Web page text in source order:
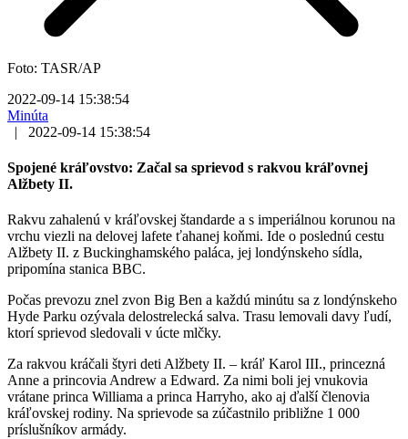
Foto: TASR/AP
2022-09-14 15:38:54
Minúta
|
2022-09-14 15:38:54
Spojené kráľovstvo: Začal sa sprievod s rakvou kráľovnej
Alžbety II.
Rakvu zahalenú v kráľovskej štandarde a s imperiálnou korunou na
vrchu viezli na delovej lafete ťahanej koňmi. Ide o poslednú cestu
Alžbety II. z Buckinghamského paláca, jej londýnskeho sídla,
pripomína stanica BBC.
Počas prevozu znel zvon Big Ben a každú minútu sa z londýnskeho
Hyde Parku ozývala delostrelecká salva. Trasu lemovali davy ľudí,
ktorí sprievod sledovali v úcte mlčky.
Za rakvou kráčali štyri deti Alžbety II. – kráľ Karol III., princezná
Anne a princovia Andrew a Edward. Za nimi boli jej vnukovia
vrátane princa Williama a princa Harryho, ako aj ďalší členovia
kráľovskej rodiny. Na sprievode sa zúčastnilo približne 1 000
príslušníkov armády.